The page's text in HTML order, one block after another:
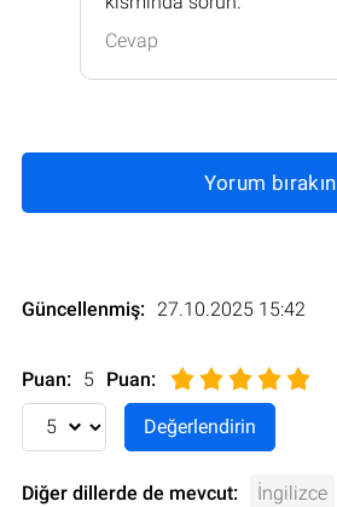
Cevap
Yorum bırakın
Güncellenmiş: 27.10.2025 15:42
Puan: 5 Puan:
Diğer dillerde de mevcut: İngilizce